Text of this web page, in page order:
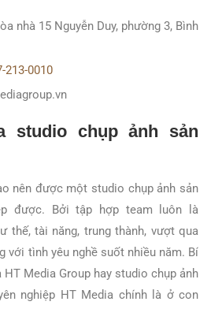
nhà 15 Nguyễn Duy, phường 3, Bình
213-0010
studio chụp ảnh sản
nên được một studio chụp ảnh sản
được. Bởi tập hợp team luôn là
thế, tài năng, trung thành, vượt qua
với tình yêu nghề suốt nhiều năm. Bí
Media Group hay studio chụp ảnh
nghiệp HT Media chính là ở con